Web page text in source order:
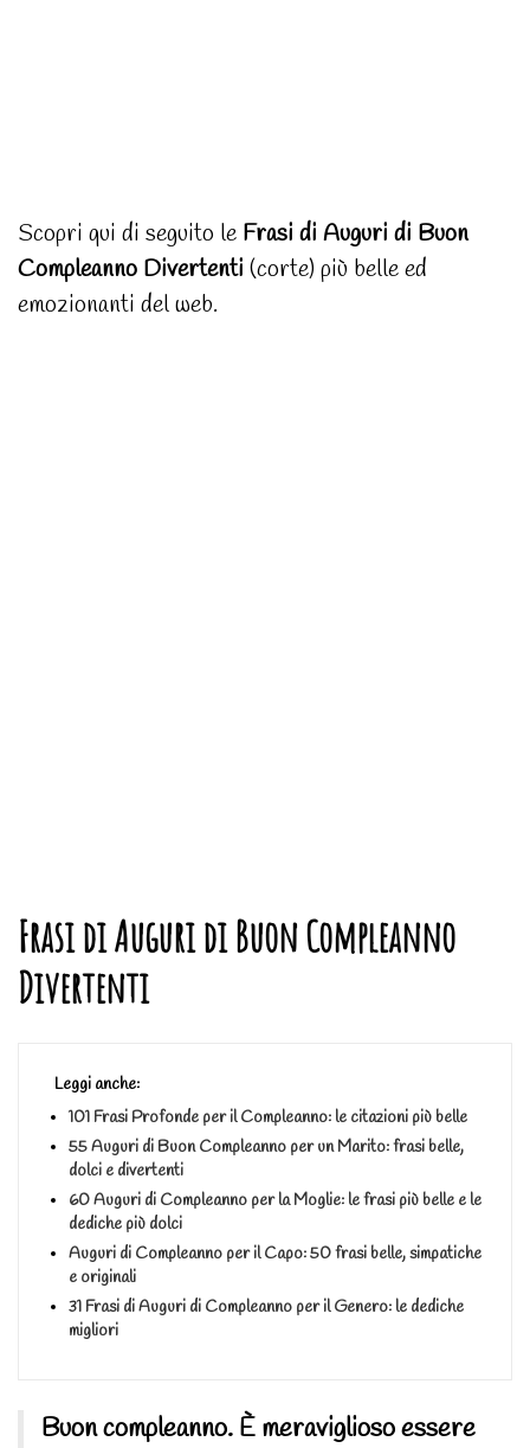
Scopri qui di seguito le Frasi di Auguri di Buon
Compleanno Divertenti (corte) più belle ed
emozionanti del web.
Frasi di Auguri di Buon Compleanno
Divertenti
Leggi anche:
101 Frasi Profonde per il Compleanno: le citazioni più belle
55 Auguri di Buon Compleanno per un Marito: frasi belle,
dolci e divertenti
60 Auguri di Compleanno per la Moglie: le frasi più belle e le
dediche più dolci
Auguri di Compleanno per il Capo: 50 frasi belle, simpatiche
e originali
31 Frasi di Auguri di Compleanno per il Genero: le dediche
migliori
Buon compleanno. È meraviglioso essere